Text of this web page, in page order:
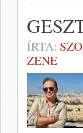
ÍRTA:
ZENE